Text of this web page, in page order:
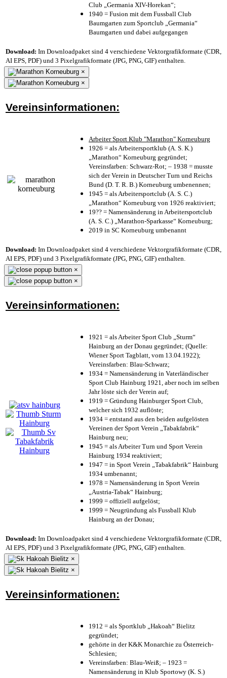
Club „Germania XIV-Horekan“;
1940 = Fusion mit dem Fussball Club
Baumgarten zum Sportclub „Germania“
Baumgarten und dabei aufgegangen
Download: Im Downloadpaket sind 4 verschiedene Vektorgrafikformate (CDR,
AI EPS, PDF) und 3 Pixelgrafikformate (JPG, PNG, GIF) enthalten.
×
×
Vereinsinformationen:
Arbeiter Sport Klub "Marathon" Korneuburg
1926 = als Arbeitersportklub (A. S. K.)
„Marathon“ Korneuburg gegründet;
Vereinsfarben: Schwarz-Rot; – 1938 = musste
sich der Verein in Deutscher Turn und Reichs
Bund (D. T. R. B.) Korneuburg umbenennen;
1945 = als Arbeitersportclub (A. S. C.)
„Marathon“ Korneuburg von 1926 reaktiviert;
19?? = Namensänderung in Arbeitersportclub
(A. S. C.) „Marathon-Sparkasse“ Korneuburg;
2019 in SC Korneuburg umbenannt
Download: Im Downloadpaket sind 4 verschiedene Vektorgrafikformate (CDR,
AI EPS, PDF) und 3 Pixelgrafikformate (JPG, PNG, GIF) enthalten.
×
×
Vereinsinformationen:
1921 = als Arbeiter Sport Club „Sturm“
Hainburg an der Donau gegründet; (Quelle:
Wiener Sport Tagblatt, vom 13.04.1922);
Vereinsfarben: Blau-Schwarz;
1934 = Namensänderung in Vaterländischer
Sport Club Hainburg 1921, aber noch im selben
Jahr löste sich der Verein auf;
1919 = Gründung Hainburger Sport Club,
welcher sich 1932 auflöste;
1934 = entstand aus den beiden aufgelösten
Vereinen der Sport Verein „Tabakfabrik“
Hainburg neu;
1945 = als Arbeiter Turn und Sport Verein
Hainburg 1934 reaktiviert;
1947 = in Sport Verein „Tabakfabrik“ Hainburg
1934 umbenannt;
1978 = Namensänderung in Sport Verein
„Austria-Tabak“ Hainburg;
1999 = offiziell aufgelöst;
1999 = Neugründung als Fussball Klub
Hainburg an der Donau;
Download: Im Downloadpaket sind 4 verschiedene Vektorgrafikformate (CDR,
AI EPS, PDF) und 3 Pixelgrafikformate (JPG, PNG, GIF) enthalten.
×
×
Vereinsinformationen:
1912 = als Sportklub „Hakoah“ Bielitz
gegründet;
gehörte in der K&K Monarchie zu Österreich-
Schlesien;
Vereinsfarben: Blau-Weiß; – 1923 =
Namensänderung in Klub Sportowy (K. S.)